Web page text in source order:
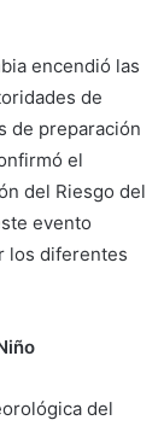
encendió las
de
de preparación
el
del Riesgo del
evento
los diferentes
del